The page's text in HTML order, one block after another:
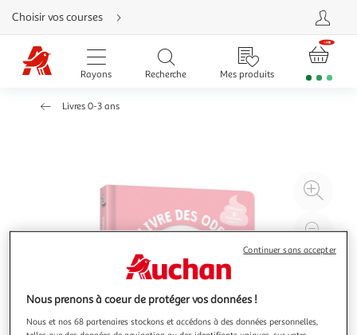
Aller
directement
au
contenu
Aller
directement
Aller
Choisir vos courses
Rayons Recherche Mes produits
Livres 0-3 ans
à
Nous prenons à coeur de protéger vos données !
Nous et nos 68 partenaires stockons et accédons à des données personnelles,
Continuer sans accepter